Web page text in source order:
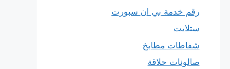
رقم خدمة بي ان سبورت
ستلايت
شفاطات مطابخ
صالونات حلاقة